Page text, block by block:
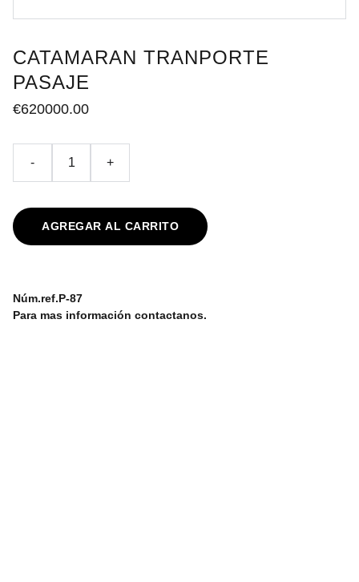
CATAMARAN TRANPORTE
PASAJE
€620000.00
- +
AGREGAR AL CARRITO
Núm.ref.P-87
Para mas información contactanos.